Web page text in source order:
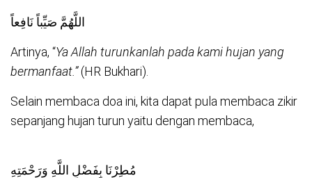
اللَّهُمَّ صَيِّباً نَافِعاً
Artinya, “Ya Allah turunkanlah pada kami hujan yang
bermanfaat.”(HR Bukhari).
Selain membaca doa ini, kita dapat pula membaca zikir
sepanjang hujan turun yaitu dengan membaca,
مُطِرْنَا بِفَضْلِ اللَّهِ وَرَحْمَتِهِ